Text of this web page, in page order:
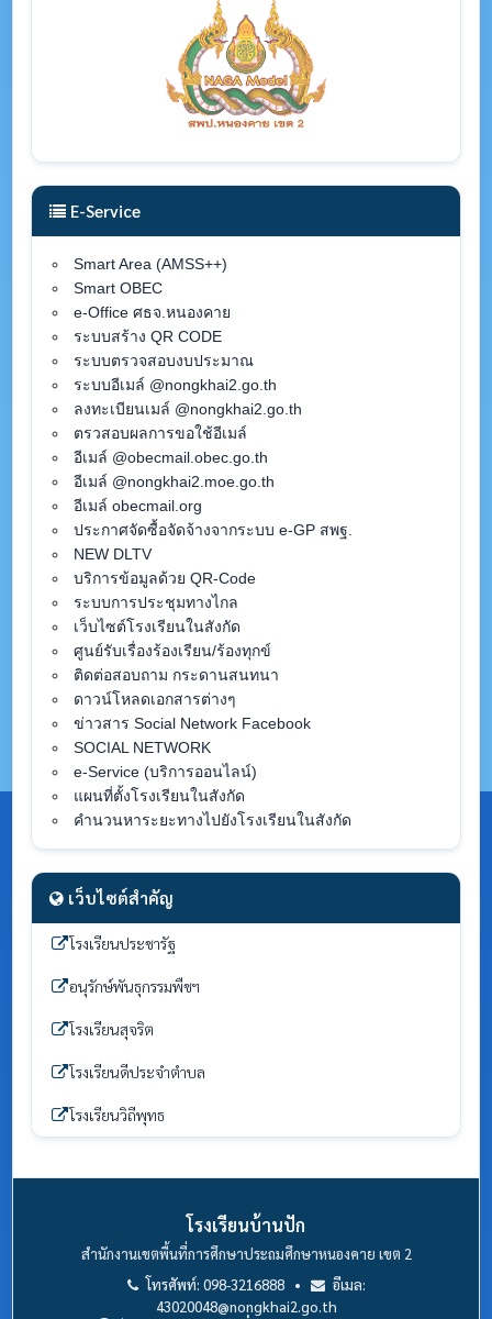
E-Service
Smart Area (AMSS++)
Smart OBEC
e-Office ศธจ.หนองคาย
ระบบสร้าง QR CODE
ระบบตรวจสอบงบประมาณ
ระบบอีเมล์ @nongkhai2.go.th
ลงทะเบียนเมล์ @nongkhai2.go.th
ตรวสอบผลการขอใช้อีเมล์
อีเมล์ @obecmail.obec.go.th
อีเมล์ @nongkhai2.moe.go.th
อีเมล์ obecmail.org
ประกาศจัดซื้อจัดจ้างจากระบบ e-GP สพฐ.
NEW DLTV
บริการข้อมูลด้วย QR-Code
ระบบการประชุมทางไกล
เว็บไซต์โรงเรียนในสังกัด
ศูนย์รับเรื่องร้องเรียน/ร้องทุกข์
ติดต่อสอบถาม กระดานสนทนา
ดาวน์โหลดเอกสารต่างๆ
ข่าวสาร Social Network Facebook
SOCIAL NETWORK
e-Service (บริการออนไลน์)
แผนที่ตั้งโรงเรียนในสังกัด
คำนวนหาระยะทางไปยังโรงเรียนในสังกัด
เว็บไซต์สำคัญ
โรงเรียนประชารัฐ
อนุรักษ์พันธุกรรมพืชฯ
โรงเรียนสุจริต
โรงเรียนดีประจำตำบล
โรงเรียนวิถีพุทธ
โรงเรียนบ้านปัก
สำนักงานเขตพื้นที่การศึกษาประถมศึกษาหนองคาย เขต 2
โทรศัพท์: 098-3216888 •
อีเมล:
43020048@nongkhai2.go.th